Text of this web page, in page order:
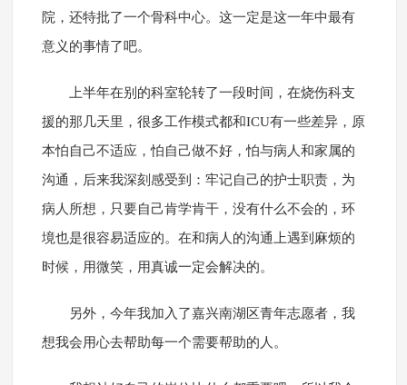
院，还特批了一个骨科中心。这一定是这一年中最有
意义的事情了吧。
上半年在别的科室轮转了一段时间，在烧伤科支
援的那几天里，很多工作模式都和ICU有一些差异，原
本怕自己不适应，怕自己做不好，怕与病人和家属的
沟通，后来我深刻感受到：牢记自己的护士职责，为
病人所想，只要自己肯学肯干，没有什么不会的，环
境也是很容易适应的。在和病人的沟通上遇到麻烦的
时候，用微笑，用真诚一定会解决的。
另外，今年我加入了嘉兴南湖区青年志愿者，我
想我会用心去帮助每一个需要帮助的人。